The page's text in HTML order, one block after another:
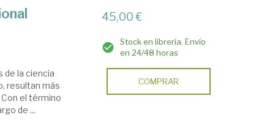
de la ciencia
resultan más
el término
de ...
45,00 €
Stock en librería. Envío
en 24/48 horas
COMPRAR